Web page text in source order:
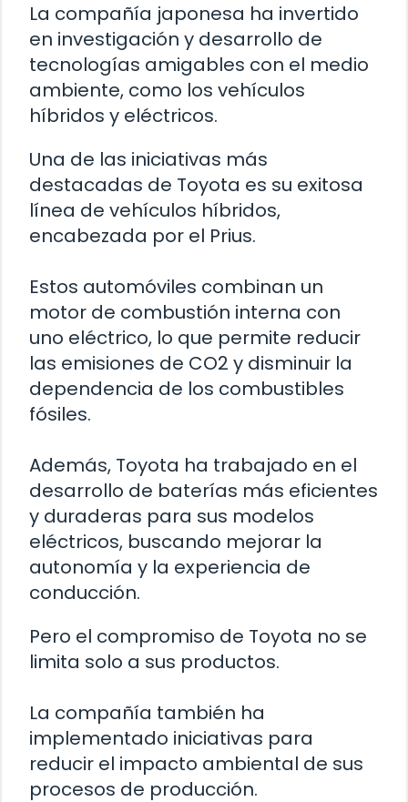
La compañía japonesa ha invertido
en investigación y desarrollo de
tecnologías amigables con el medio
ambiente, como los vehículos
híbridos y eléctricos.
Una de las iniciativas más
destacadas de Toyota es su exitosa
línea de vehículos híbridos,
encabezada por el Prius.
Estos automóviles combinan un
motor de combustión interna con
uno eléctrico, lo que permite reducir
las emisiones de CO2 y disminuir la
dependencia de los combustibles
fósiles.
Además, Toyota ha trabajado en el
desarrollo de baterías más eficientes
y duraderas para sus modelos
eléctricos, buscando mejorar la
autonomía y la experiencia de
conducción.
Pero el compromiso de Toyota no se
limita solo a sus productos.
La compañía también ha
implementado iniciativas para
reducir el impacto ambiental de sus
procesos de producción.